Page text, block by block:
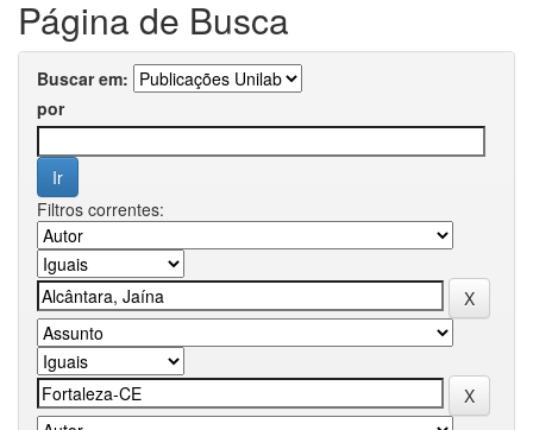
Página de Busca
Buscar em:
por
Filtros correntes: